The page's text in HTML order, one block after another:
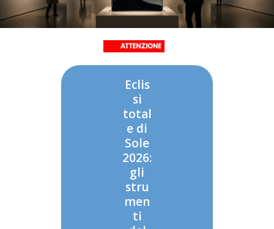
Eclis
si
total
e di
Sole
2026:
gli
stru
men
ti